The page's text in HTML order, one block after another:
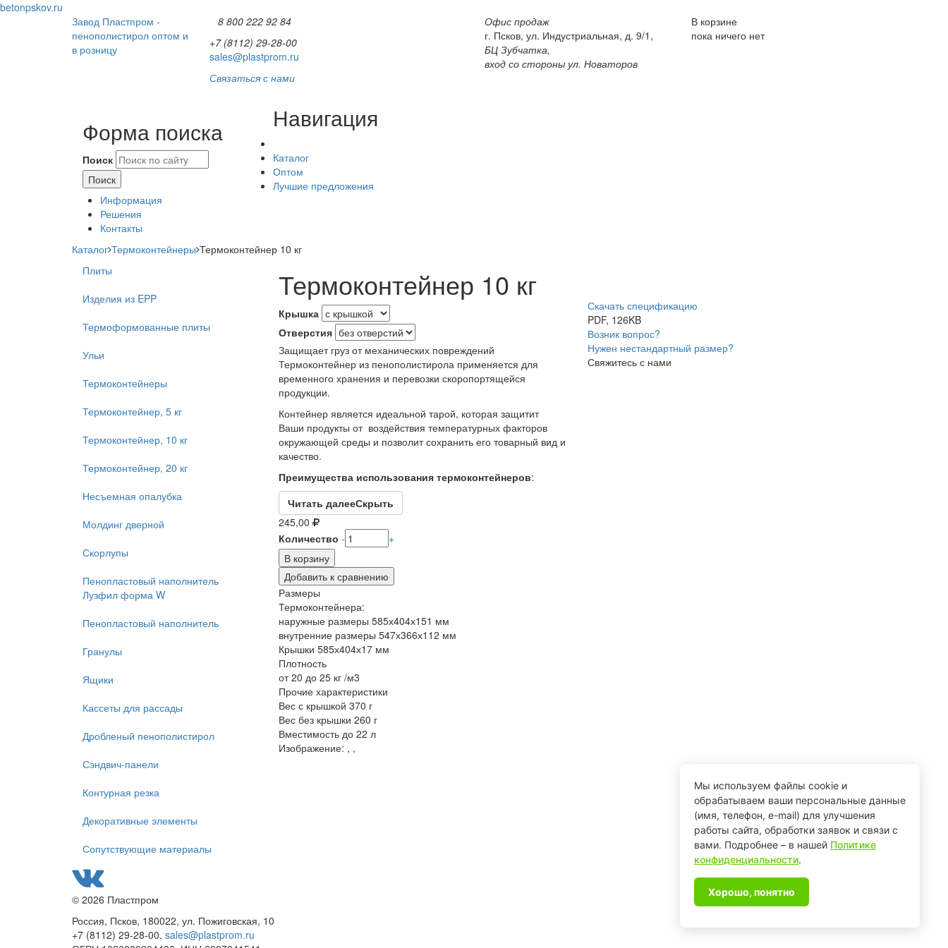
betonpskov.ru
Завод Пластпром -
пенополистирол оптом и
в розницу
8 800 222 92 84
+7 (8112) 29-28-00
sales@plastprom.ru
Связаться с нами
Офис продаж
г. Псков, ул. Индустриальная, д. 9/1,
БЦ Зубчатка,
вход со стороны ул. Новаторов
Мы используем файлы cookie и
обрабатываем ваши персональные данные
(имя, телефон, e-mail) для улучшения
работы сайта, обработки заявок и связи с
вами. Подробнее – в нашей Политике
конфиденциальности.
Хорошо, понятно
В корзине
пока ничего нет
Форма поиска
Поиск
Навигация
Каталог
Оптом
Лучшие предложения
Информация
Решения
Контакты
Каталог Термоконтейнеры Термоконтейнер 10 кг
Плиты
Изделия из EPP
Термоформованные плиты
Ульи
Термоконтейнеры
Термоконтейнер, 5 кг
Термоконтейнер, 10 кг
Термоконтейнер, 20 кг
Несъемная опалубка
Молдинг дверной
Скорлупы
Пенопластовый наполнитель
Лузфил форма W
Пенопластовый наполнитель
Гранулы
Ящики
Кассеты для рассады
Дробленый пенополистирол
Сэндвич-панели
Контурная резка
Декоративные элементы
Сопутствующие материалы
Термоконтейнер 10 кг
Крышка
Отверстия
Защищает груз от механических повреждений
Термоконтейнер из пенополистирола применяется для
временного хранения и перевозки скоропортящейся
продукции.
Контейнер является идеальной тарой, которая защитит
Ваши продукты от воздействия температурных факторов
окружающей среды и позволит сохранить его товарный вид и
качество.
Преимущества использования термоконтейнеров:
Читать далееСкрыть
245,00
Количество - +
Скачать спецификацию
PDF, 126KB
Возник вопрос?
Нужен нестандартный размер?
Свяжитесь с нами
Размеры
Термоконтейнера:
наружные размеры 585х404х151 мм
внутренние размеры 547х366х112 мм
Крышки 585х404х17 мм
Плотность
от 20 до 25 кг /м3
Прочие характеристики
Вес с крышкой 370 г
Вес без крышки 260 г
Вместимость до 22 л
Изображение: , ,
© 2026 Пластпром
Россия, Псков, 180022, ул. Пожиговская, 10
+7 (8112) 29-28-00, sales@plastprom.ru